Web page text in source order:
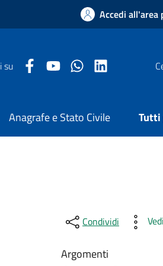
Accedi all'area
su Facebook Comune di Arezzo
Youtube Comune di
Twitter Comune di
LinkedIn
Anagrafe e Stato Civile
Condividi
Argomenti